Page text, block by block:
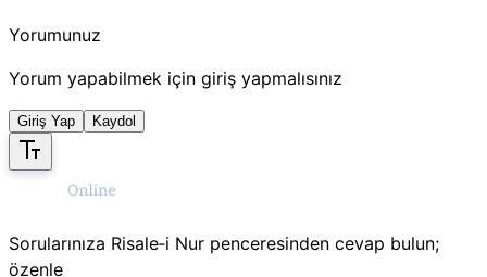
Yorumunuz
Yorum yapabilmek için giriş yapmalısınız
Giriş Yap Kaydol
Sorularınıza Risale‑i Nur penceresinden cevap bulun;
özenle